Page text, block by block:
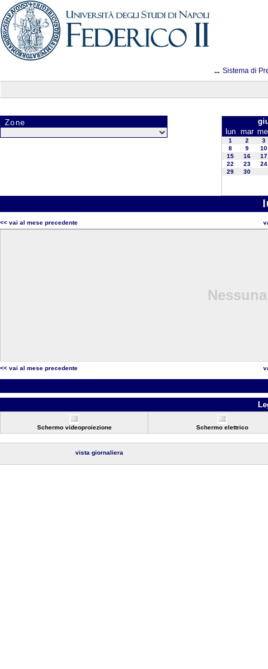
... Sistema di
lun mar
1 2
3
8
9
10
15
16
17
22
23
24
29
30
Zone
<< vai al mese precedente
<< vai al mese precedente
Schermo videoproiezione Schermo elettrico
vista giornaliera